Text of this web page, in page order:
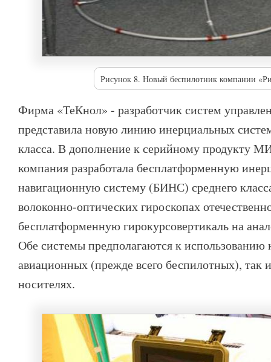
Рисунок 8. Новый беспилотник компании
Фирма «ТеКнол» - разработчик систем
представила новую линию инерциальных
класса. В дополнение к серийному продукту
компания разработала бесплатформенную
навигационную систему (БИНС) среднего
волоконно-оптических гироскопах
бесплатформенную гирокурсовертикаль на
Обе системы предполагаются к использованию
авиационных (прежде всего беспилотных), так
носителях.